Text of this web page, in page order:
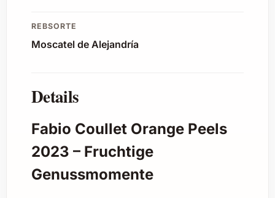
REBSORTE
Moscatel de Alejandría
Details
Fabio Coullet Orange Peels
2023 – Fruchtige
Genussmomente